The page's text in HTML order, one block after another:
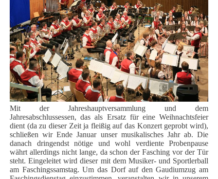
Mit der Jahreshauptversammlung und dem
Jahresabschlussessen, das als Ersatz für eine Weihnachtsfeier
dient (da zu dieser Zeit ja fleißig auf das Konzert geprobt wird),
schließen wir Ende Januar unser musikalisches Jahr ab. Die
danach dringendst nötige und wohl verdiente Probenpause
währt allerdings nicht lange, da schon der Fasching vor der Tür
steht. Eingeleitet wird dieser mit dem Musiker- und Sportlerball
am Faschingssamstag. Um das Dorf auf den Gaudiumzug am